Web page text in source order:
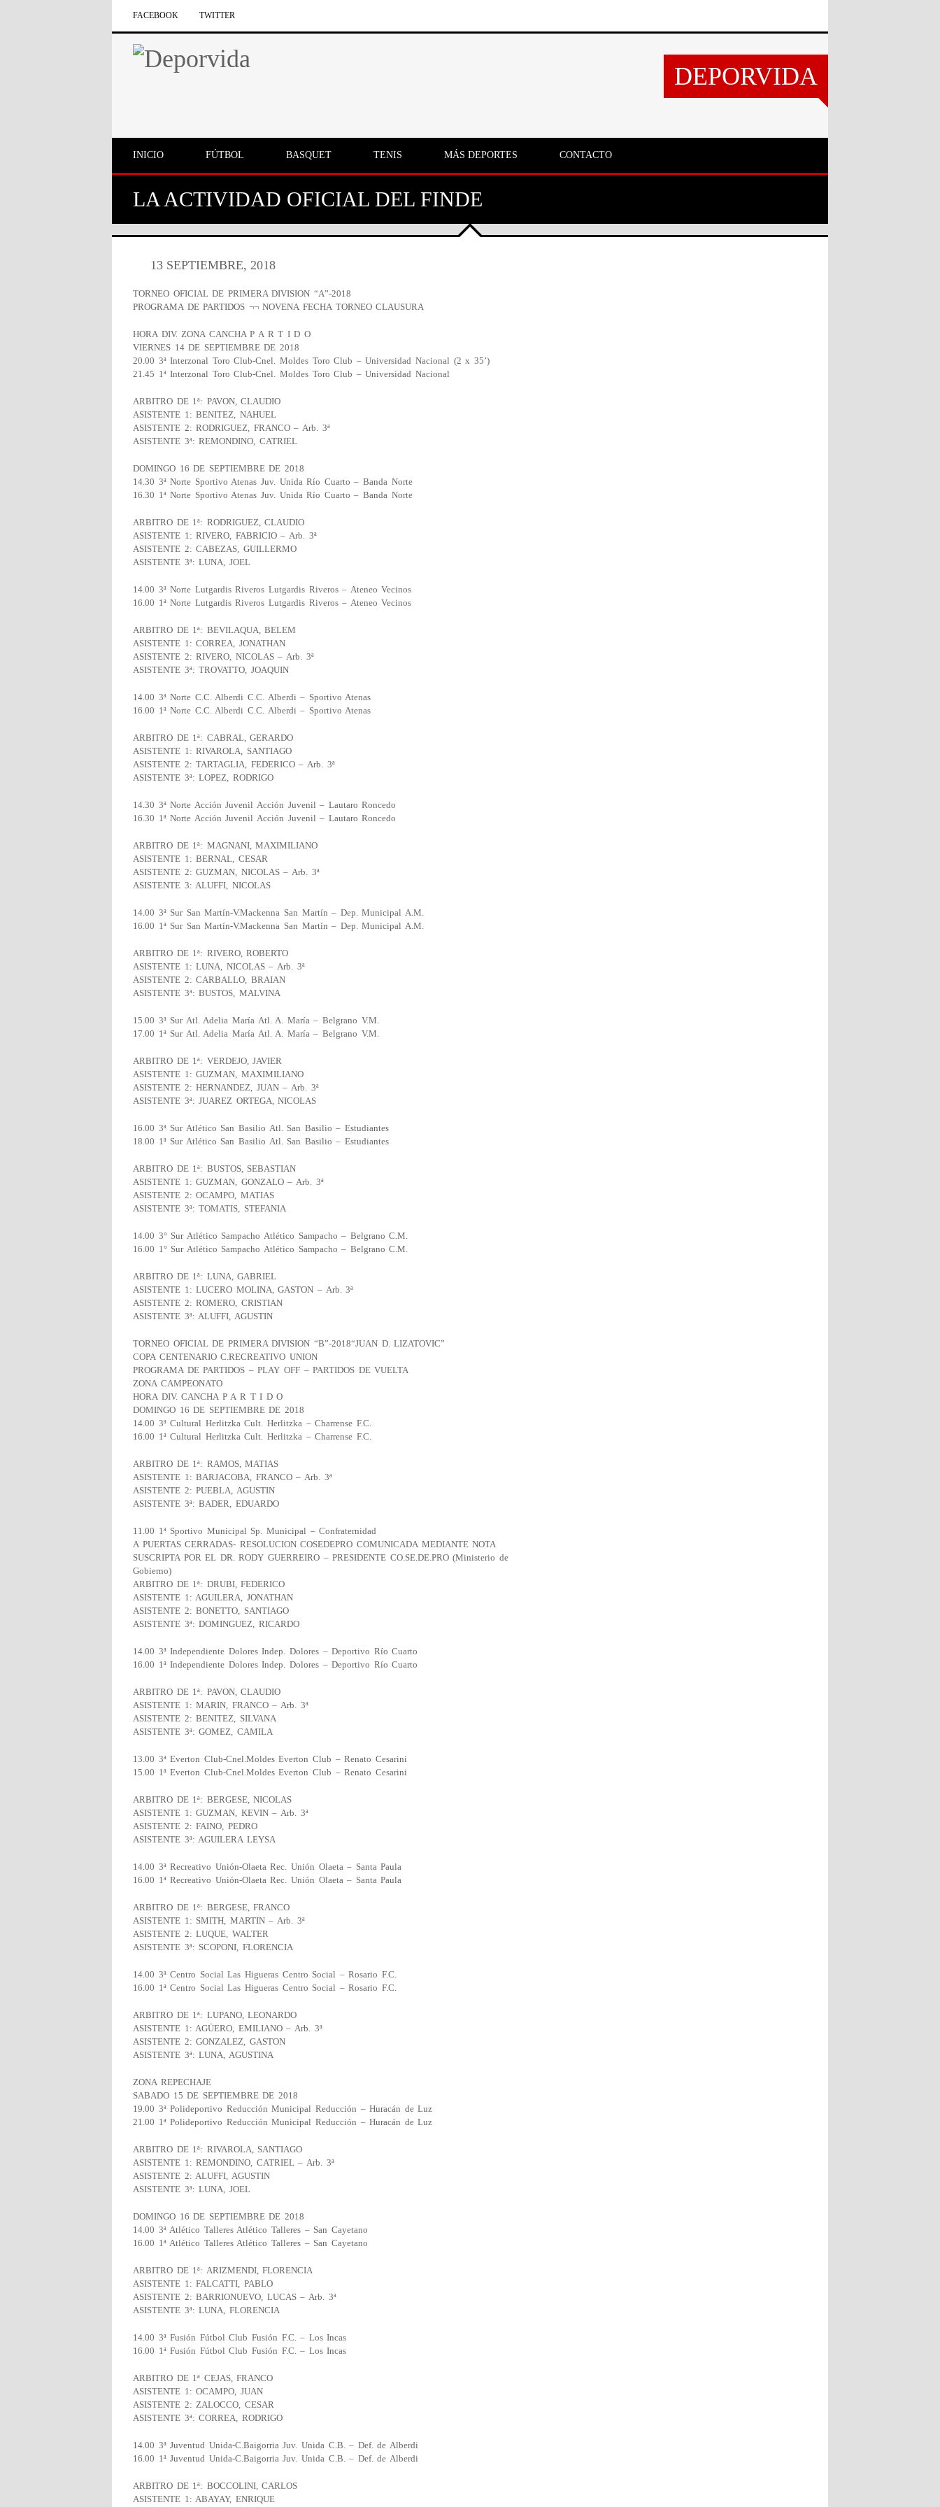
FACEBOOK TWITTER
DEPORVIDA
INICIO FÚTBOL BASQUET TENIS MÁS DEPORTES CONTACTO
LA ACTIVIDAD OFICIAL DEL FINDE
13 SEPTIEMBRE, 2018
TORNEO OFICIAL DE PRIMERA DIVISION “A”-2018
PROGRAMA DE PARTIDOS ¬¬ NOVENA FECHA TORNEO CLAUSURA
HORA DIV. ZONA CANCHA P A R T I D O
VIERNES 14 DE SEPTIEMBRE DE 2018
20.00 3ª Interzonal Toro Club-Cnel. Moldes Toro Club – Universidad Nacional (2 x 35’)
21.45 1ª Interzonal Toro Club-Cnel. Moldes Toro Club – Universidad Nacional
ARBITRO DE 1ª: PAVON, CLAUDIO
ASISTENTE 1: BENITEZ, NAHUEL
ASISTENTE 2: RODRIGUEZ, FRANCO – Arb. 3ª
ASISTENTE 3ª: REMONDINO, CATRIEL
DOMINGO 16 DE SEPTIEMBRE DE 2018
14.30 3ª Norte Sportivo Atenas Juv. Unida Río Cuarto – Banda Norte
16.30 1ª Norte Sportivo Atenas Juv. Unida Río Cuarto – Banda Norte
ARBITRO DE 1ª: RODRIGUEZ, CLAUDIO
ASISTENTE 1: RIVERO, FABRICIO – Arb. 3ª
ASISTENTE 2: CABEZAS, GUILLERMO
ASISTENTE 3ª: LUNA, JOEL
14.00 3ª Norte Lutgardis Riveros Lutgardis Riveros – Ateneo Vecinos
16.00 1ª Norte Lutgardis Riveros Lutgardis Riveros – Ateneo Vecinos
ARBITRO DE 1ª: BEVILAQUA, BELEM
ASISTENTE 1: CORREA, JONATHAN
ASISTENTE 2: RIVERO, NICOLAS – Arb. 3ª
ASISTENTE 3ª: TROVATTO, JOAQUIN
14.00 3ª Norte C.C. Alberdi C.C. Alberdi – Sportivo Atenas
16.00 1ª Norte C.C. Alberdi C.C. Alberdi – Sportivo Atenas
ARBITRO DE 1ª: CABRAL, GERARDO
ASISTENTE 1: RIVAROLA, SANTIAGO
ASISTENTE 2: TARTAGLIA, FEDERICO – Arb. 3ª
ASISTENTE 3ª: LOPEZ, RODRIGO
14.30 3ª Norte Acción Juvenil Acción Juvenil – Lautaro Roncedo
16.30 1ª Norte Acción Juvenil Acción Juvenil – Lautaro Roncedo
ARBITRO DE 1ª: MAGNANI, MAXIMILIANO
ASISTENTE 1: BERNAL, CESAR
ASISTENTE 2: GUZMAN, NICOLAS – Arb. 3ª
ASISTENTE 3: ALUFFI, NICOLAS
14.00 3ª Sur San Martín-V.Mackenna San Martín – Dep. Municipal A.M.
16.00 1ª Sur San Martín-V.Mackenna San Martín – Dep. Municipal A.M.
ARBITRO DE 1ª: RIVERO, ROBERTO
ASISTENTE 1: LUNA, NICOLAS – Arb. 3ª
ASISTENTE 2: CARBALLO, BRAIAN
ASISTENTE 3ª: BUSTOS, MALVINA
15.00 3ª Sur Atl. Adelia María Atl. A. María – Belgrano V.M.
17.00 1ª Sur Atl. Adelia María Atl. A. María – Belgrano V.M.
ARBITRO DE 1ª: VERDEJO, JAVIER
ASISTENTE 1: GUZMAN, MAXIMILIANO
ASISTENTE 2: HERNANDEZ, JUAN – Arb. 3ª
ASISTENTE 3ª: JUAREZ ORTEGA, NICOLAS
16.00 3ª Sur Atlético San Basilio Atl. San Basilio – Estudiantes
18.00 1ª Sur Atlético San Basilio Atl. San Basilio – Estudiantes
ARBITRO DE 1ª: BUSTOS, SEBASTIAN
ASISTENTE 1: GUZMAN, GONZALO – Arb. 3ª
ASISTENTE 2: OCAMPO, MATIAS
ASISTENTE 3ª: TOMATIS, STEFANIA
14.00 3° Sur Atlético Sampacho Atlético Sampacho – Belgrano C.M.
16.00 1° Sur Atlético Sampacho Atlético Sampacho – Belgrano C.M.
ARBITRO DE 1ª: LUNA, GABRIEL
ASISTENTE 1: LUCERO MOLINA, GASTON – Arb. 3ª
ASISTENTE 2: ROMERO, CRISTIAN
ASISTENTE 3ª: ALUFFI, AGUSTIN
TORNEO OFICIAL DE PRIMERA DIVISION “B”-2018“JUAN D. LIZATOVIC”
COPA CENTENARIO C.RECREATIVO UNION
PROGRAMA DE PARTIDOS – PLAY OFF – PARTIDOS DE VUELTA
ZONA CAMPEONATO
HORA DIV. CANCHA P A R T I D O
DOMINGO 16 DE SEPTIEMBRE DE 2018
14.00 3ª Cultural Herlitzka Cult. Herlitzka – Charrense F.C.
16.00 1ª Cultural Herlitzka Cult. Herlitzka – Charrense F.C.
ARBITRO DE 1ª: RAMOS, MATIAS
ASISTENTE 1: BARJACOBA, FRANCO – Arb. 3ª
ASISTENTE 2: PUEBLA, AGUSTIN
ASISTENTE 3ª: BADER, EDUARDO
11.00 1ª Sportivo Municipal Sp. Municipal – Confraternidad
A PUERTAS CERRADAS- RESOLUCION COSEDEPRO COMUNICADA MEDIANTE NOTA
SUSCRIPTA POR EL DR. RODY GUERREIRO – PRESIDENTE CO.SE.DE.PRO (Ministerio de
Gobierno)
ARBITRO DE 1ª: DRUBI, FEDERICO
ASISTENTE 1: AGUILERA, JONATHAN
ASISTENTE 2: BONETTO, SANTIAGO
ASISTENTE 3ª: DOMINGUEZ, RICARDO
14.00 3ª Independiente Dolores Indep. Dolores – Deportivo Río Cuarto
16.00 1ª Independiente Dolores Indep. Dolores – Deportivo Río Cuarto
ARBITRO DE 1ª: PAVON, CLAUDIO
ASISTENTE 1: MARIN, FRANCO – Arb. 3ª
ASISTENTE 2: BENITEZ, SILVANA
ASISTENTE 3ª: GOMEZ, CAMILA
13.00 3ª Everton Club-Cnel.Moldes Everton Club – Renato Cesarini
15.00 1ª Everton Club-Cnel.Moldes Everton Club – Renato Cesarini
ARBITRO DE 1ª: BERGESE, NICOLAS
ASISTENTE 1: GUZMAN, KEVIN – Arb. 3ª
ASISTENTE 2: FAINO, PEDRO
ASISTENTE 3ª: AGUILERA LEYSA
14.00 3ª Recreativo Unión-Olaeta Rec. Unión Olaeta – Santa Paula
16.00 1ª Recreativo Unión-Olaeta Rec. Unión Olaeta – Santa Paula
ARBITRO DE 1ª: BERGESE, FRANCO
ASISTENTE 1: SMITH, MARTIN – Arb. 3ª
ASISTENTE 2: LUQUE, WALTER
ASISTENTE 3ª: SCOPONI, FLORENCIA
14.00 3ª Centro Social Las Higueras Centro Social – Rosario F.C.
16.00 1ª Centro Social Las Higueras Centro Social – Rosario F.C.
ARBITRO DE 1ª: LUPANO, LEONARDO
ASISTENTE 1: AGÜERO, EMILIANO – Arb. 3ª
ASISTENTE 2: GONZALEZ, GASTON
ASISTENTE 3ª: LUNA, AGUSTINA
ZONA REPECHAJE
SABADO 15 DE SEPTIEMBRE DE 2018
19.00 3ª Polideportivo Reducción Municipal Reducción – Huracán de Luz
21.00 1ª Polideportivo Reducción Municipal Reducción – Huracán de Luz
ARBITRO DE 1ª: RIVAROLA, SANTIAGO
ASISTENTE 1: REMONDINO, CATRIEL – Arb. 3ª
ASISTENTE 2: ALUFFI, AGUSTIN
ASISTENTE 3ª: LUNA, JOEL
DOMINGO 16 DE SEPTIEMBRE DE 2018
14.00 3ª Atlético Talleres Atlético Talleres – San Cayetano
16.00 1ª Atlético Talleres Atlético Talleres – San Cayetano
ARBITRO DE 1ª: ARIZMENDI, FLORENCIA
ASISTENTE 1: FALCATTI, PABLO
ASISTENTE 2: BARRIONUEVO, LUCAS – Arb. 3ª
ASISTENTE 3ª: LUNA, FLORENCIA
14.00 3ª Fusión Fútbol Club Fusión F.C. – Los Incas
16.00 1ª Fusión Fútbol Club Fusión F.C. – Los Incas
ARBITRO DE 1ª CEJAS, FRANCO
ASISTENTE 1: OCAMPO, JUAN
ASISTENTE 2: ZALOCCO, CESAR
ASISTENTE 3ª: CORREA, RODRIGO
14.00 3ª Juventud Unida-C.Baigorria Juv. Unida C.B. – Def. de Alberdi
16.00 1ª Juventud Unida-C.Baigorria Juv. Unida C.B. – Def. de Alberdi
ARBITRO DE 1ª: BOCCOLINI, CARLOS
ASISTENTE 1: ABAYAY, ENRIQUE